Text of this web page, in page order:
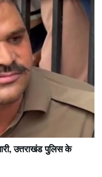
उत्तराखंड पुलिस के